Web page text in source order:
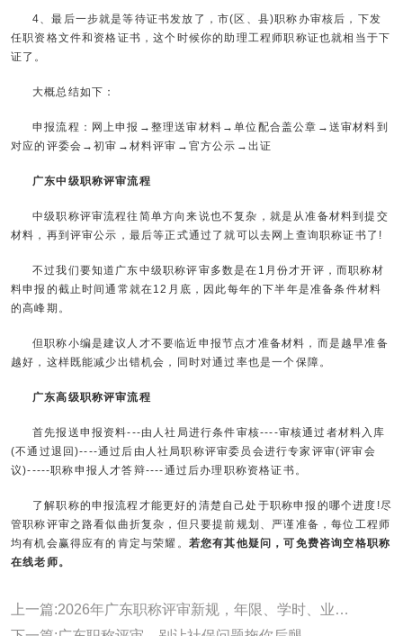
4、最后一步就是等待证书发放了，市(区、县)职称办审核后，下发
任职资格文件和资格证书，这个时候你的助理工程师职称证也就相当于下
证了。
大概总结如下：
申报流程：网上申报→整理送审材料→单位配合盖公章→送审材料到
对应的评委会→初审→材料评审→官方公示→出证
广东中级职称评审流程
中级职称评审流程往简单方向来说也不复杂，就是从准备材料到提交
材料，再到评审公示，最后等正式通过了就可以去网上查询职称证书了!
不过我们要知道广东中级职称评审多数是在1月份才开评，而职称材
料申报的截止时间通常就在12月底，因此每年的下半年是准备条件材料
的高峰期。
但职称小编是建议人才不要临近申报节点才准备材料，而是越早准备
越好，这样既能减少出错机会，同时对通过率也是一个保障。
广东高级职称评审流程
首先报送申报资料---由人社局进行条件审核----审核通过者材料入库
(不通过退回)----通过后由人社局职称评审委员会进行专家评审(评审会
议)-----职称申报人才答辩----通过后办理职称资格证书。
了解职称的申报流程才能更好的清楚自己处于职称申报的哪个进度!尽
管职称评审之路看似曲折复杂，但只要提前规划、严谨准备，每位工程师
均有机会赢得应有的肯定与荣耀。 若您有其他疑问，可免费咨询空格职称
在线老师。
上一篇:2026年广东职称评审新规，年限、学时、业绩论文全面调整~